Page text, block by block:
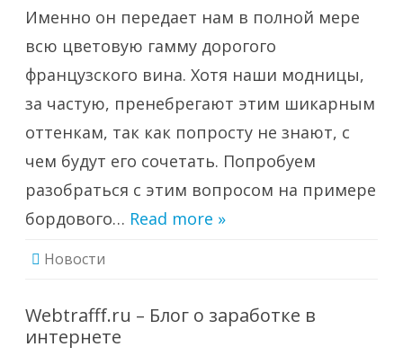
Именно он передает нам в полной мере
всю цветовую гамму дорогого
французского вина. Хотя наши модницы,
за частую, пренебрегают этим шикарным
оттенкам, так как попросту не знают, с
чем будут его сочетать. Попробуем
разобраться с этим вопросом на примере
бордового… Read more »
Новости
Webtrafff.ru – Блог о заработке в
интернете